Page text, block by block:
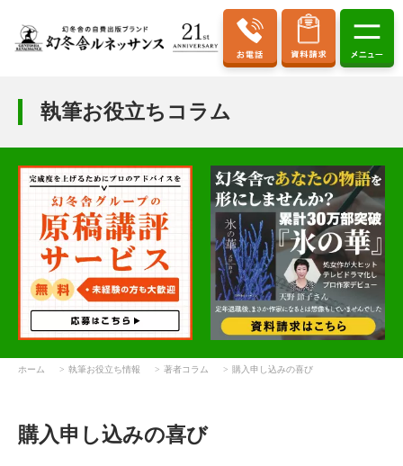
執筆お役立ちコラム
ホーム 執筆お役立ち情報 著者コラム 購入申し込みの喜び
購入申し込みの喜び